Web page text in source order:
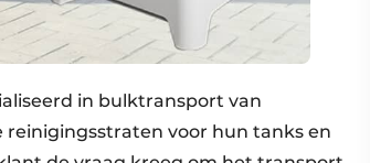
in bulktransport van
voor hun tanks en